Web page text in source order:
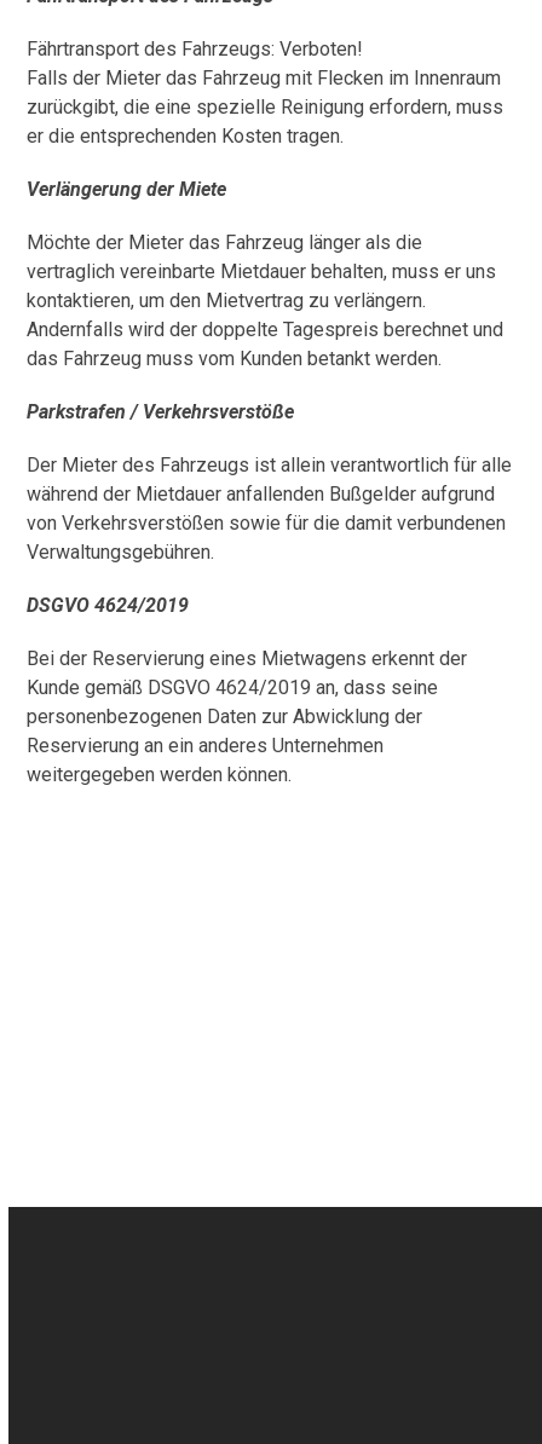
Fährtransport des Fahrzeugs: Verboten!
Falls der Mieter das Fahrzeug mit Flecken im Innenraum
zurückgibt, die eine spezielle Reinigung erfordern, muss
er die entsprechenden Kosten tragen.
Verlängerung der Miete
Möchte der Mieter das Fahrzeug länger als die
vertraglich vereinbarte Mietdauer behalten, muss er uns
kontaktieren, um den Mietvertrag zu verlängern.
Andernfalls wird der doppelte Tagespreis berechnet und
das Fahrzeug muss vom Kunden betankt werden.
Parkstrafen / Verkehrsverstöße
Der Mieter des Fahrzeugs ist allein verantwortlich für alle
während der Mietdauer anfallenden Bußgelder aufgrund
von Verkehrsverstößen sowie für die damit verbundenen
Verwaltungsgebühren.
DSGVO 4624/2019
Bei der Reservierung eines Mietwagens erkennt der
Kunde gemäß DSGVO 4624/2019 an, dass seine
personenbezogenen Daten zur Abwicklung der
Reservierung an ein anderes Unternehmen
weitergegeben werden können.